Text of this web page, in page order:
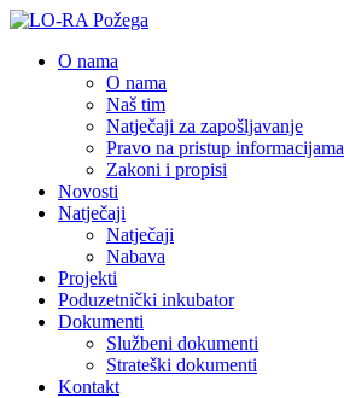
O nama
O nama
Naš tim
Natječaji za zapošljavanje
Pravo na pristup informacijama
Zakoni i propisi
Novosti
Natječaji
Natječaji
Nabava
Projekti
Poduzetnički inkubator
Dokumenti
Službeni dokumenti
Strateški dokumenti
Kontakt